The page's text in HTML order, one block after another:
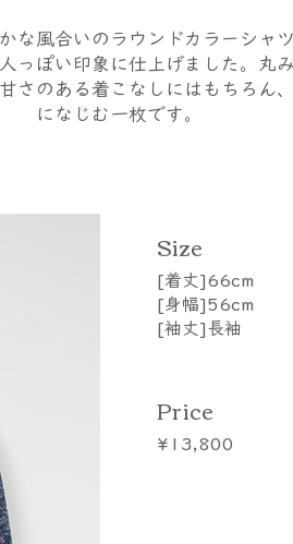
な風合いのラウンドカラーシャ
っぽい印象に仕上げました。丸
さのある着こなしにはもちろん
になじむ一枚です。
​Size
[着丈]66cm
[身幅]56cm
[袖丈]長袖
Price
¥13,800